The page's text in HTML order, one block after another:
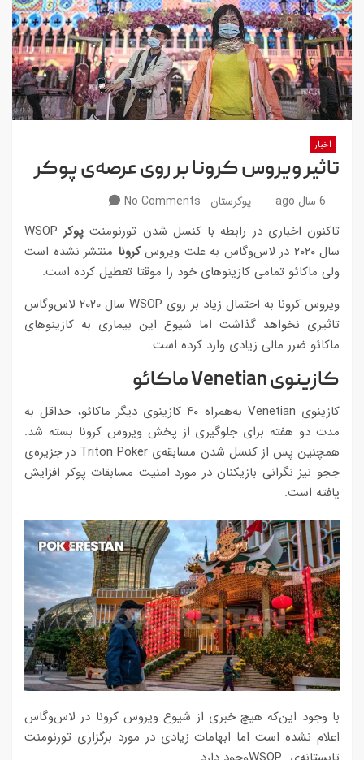
اخبار
تاثیر ویروس کرونا بر روی عرصه‌ی پوکر
6 سال ago پوکرستان No Comments
تاکنون اخباری در رابطه با کنسل شدن تورنومنت پوکر WSOP
سال ۲۰۲۰ در لاس‌وگاس به علت ویروس
کرونا منتشر نشده است
ولی ماکائو تمامی کازینو‌های خود را موقتا تعطیل کرده است.
ویروس کرونا به احتمال زیاد بر روی WSOP سال ۲۰۲۰ لاس‌وگاس
تاثیری نخواهد گذاشت اما شیوع این بیماری به کازینوهای
ماکائو ضرر مالی زیادی وارد کرده است.
کازینویVenetianماکائو
کازینوی Venetian به‌همراه ۴۰ کازینوی‌ دیگر ماکائو، حداقل به
مدت دو هفته برای جلوگیری از پخش ویروس کرونا بسته شد.
همچنین پس از کنسل شدن مسابقه‌ی Triton Poker در جزیره‌ی
ججو نیز نگرانی بازیکنان در مورد امنیت مسابقات پوکر افزایش
یافته است.
با وجود این‌که هیچ خبری از شیوع ویروس کرونا در لاس‌وگاس
اعلام نشده است اما ابهامات زیادی در مورد برگزاری تورنومنت